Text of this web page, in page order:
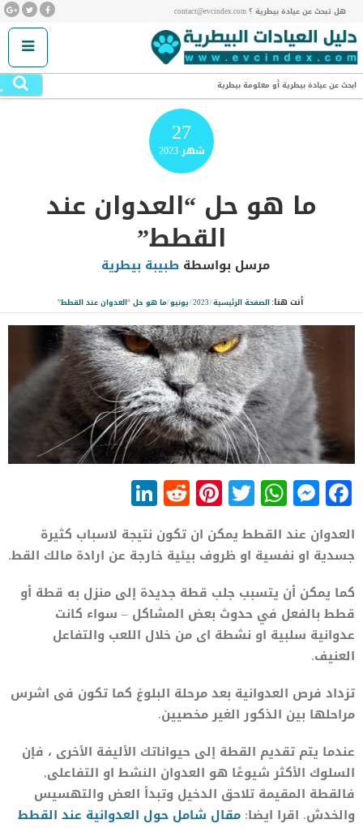
هل تبحث عن عيادة بيطرية ؟ contact@evcindex.com
ابحث عن عيادة بيطرية أو معلومة بيطرية
27
شهر2023
ما هو حل “العدوان عند
القطط”
مرسل بواسطة طبيبة بيطرية
أنت هنا:الصفحة الرئيسية/
2023
/يونيو/ما هو حل “العدوان عند القطط”
Facebook
Messenger
WhatsApp
Twitter
Pinterest
Reddit
العدوان عند القطط يمكن ان تكون نتيجة لاسباب كثيرة
جسدية او نفسية او ظروف بيئية خارجة عن ارادة مالك القط.
كما يمكن أن يتسبب جلب قطة جديدة إلى منزل به قطة أو
قطط بالفعل في حدوث بعض المشاكل – سواء كانت
عدوانية سلبية او نشطة اى من خلال اللعب والتفاعل
العنيف.
تزداد فرص العدوانية بعد مرحلة البلوغ كما تكون فى اشرس
مراحلها بين الذكور الغير مخصيين.
عندما يتم تقديم القطة إلى حيواناتك الأليفة الأخرى ، فإن
السلوك الأكثر شيوعًا هو العدوان النشط او التفاعلى,
فالقطة المقيمة تلاحق الدخيل وتبدأ العض والتهسيس
والخدش. اقرا ايضا: مقال شامل حول العدوانية عند القطط